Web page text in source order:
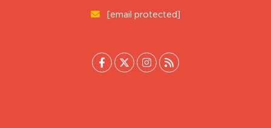
[email protected]